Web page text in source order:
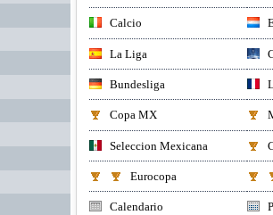
Calcio
La Liga
Bundesliga
Copa MX
Seleccion Mexicana
Eurocopa
Calendario